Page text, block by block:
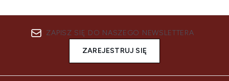
ZAPISZ SIĘ DO NASZEGO NEWSLETTERA
ZAREJESTRUJ SIĘ